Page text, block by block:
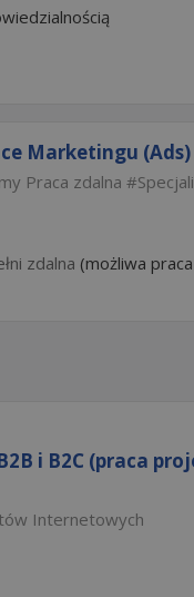
Marketingu (Ads)
Praca zdalna
zdalna (możliwa
i B2C (praca
Internetowych